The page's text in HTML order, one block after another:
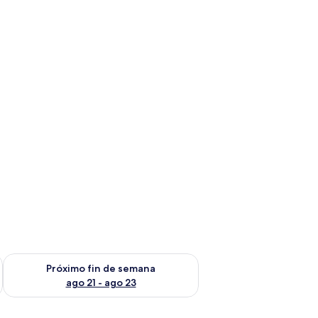
semana ago 14 - ago 16
Próximo fin de semana
ago 21 - ago 23
Consulta la disponibilidad para el próximo fin de semana